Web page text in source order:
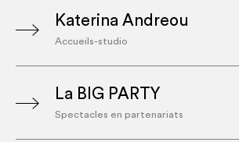
Katerina Andreou
Accueils-studio
La BIG PARTY
Spectacles en partenariats